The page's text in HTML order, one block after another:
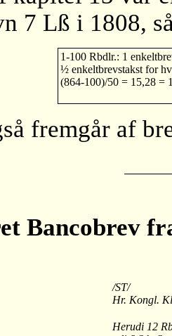
7 Lß i 1808,
1-100 Rbdlr.: 1
½ enkeltbrevstakst for
(864-100)/50 = 15,28 =
fremgår af
Bancobrev
/ST/
Hr. Kongl.
Herudi 12